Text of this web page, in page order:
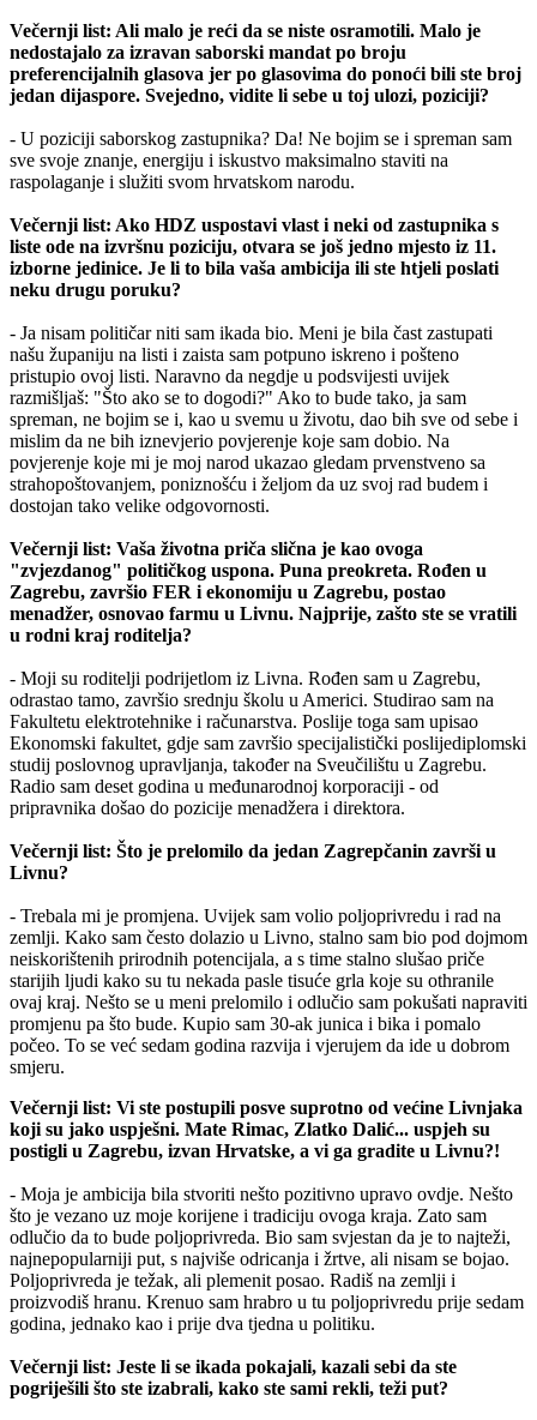
Večernji list: Ali malo je reći da se niste osramotili. Malo je
nedostajalo za izravan saborski mandat po broju
preferencijalnih glasova jer po glasovima do ponoći bili ste broj
jedan dijaspore. Svejedno, vidite li sebe u toj ulozi, poziciji?
- U poziciji saborskog zastupnika? Da! Ne bojim se i spreman sam
sve svoje znanje, energiju i iskustvo maksimalno staviti na
raspolaganje i služiti svom hrvatskom narodu.
Večernji list: Ako HDZ uspostavi vlast i neki od zastupnika s
liste ode na izvršnu poziciju, otvara se još jedno mjesto iz 11.
izborne jedinice. Je li to bila vaša ambicija ili ste htjeli poslati
neku drugu poruku?
- Ja nisam političar niti sam ikada bio. Meni je bila čast zastupati
našu županiju na listi i zaista sam potpuno iskreno i pošteno
pristupio ovoj listi. Naravno da negdje u podsvijesti uvijek
razmišljaš: "Što ako se to dogodi?" Ako to bude tako, ja sam
spreman, ne bojim se i, kao u svemu u životu, dao bih sve od sebe i
mislim da ne bih iznevjerio povjerenje koje sam dobio. Na
povjerenje koje mi je moj narod ukazao gledam prvenstveno sa
strahopoštovanjem, poniznošću i željom da uz svoj rad budem i
dostojan tako velike odgovornosti.
Večernji list: Vaša životna priča slična je kao ovoga
"zvjezdanog" političkog uspona. Puna preokreta. Rođen u
Zagrebu, završio FER i ekonomiju u Zagrebu, postao
menadžer, osnovao farmu u Livnu. Najprije, zašto ste se vratili
u rodni kraj roditelja?
- Moji su roditelji podrijetlom iz Livna. Rođen sam u Zagrebu,
odrastao tamo, završio srednju školu u Americi. Studirao sam na
Fakultetu elektrotehnike i računarstva. Poslije toga sam upisao
Ekonomski fakultet, gdje sam završio specijalistički poslijediplomski
studij poslovnog upravljanja, također na Sveučilištu u Zagrebu.
Radio sam deset godina u međunarodnoj korporaciji - od
pripravnika došao do pozicije menadžera i direktora.
Večernji list: Što je prelomilo da jedan Zagrepčanin završi u
Livnu?
- Trebala mi je promjena. Uvijek sam volio poljoprivredu i rad na
zemlji. Kako sam često dolazio u Livno, stalno sam bio pod dojmom
neiskorištenih prirodnih potencijala, a s time stalno slušao priče
starijih ljudi kako su tu nekada pasle tisuće grla koje su othranile
ovaj kraj. Nešto se u meni prelomilo i odlučio sam pokušati napraviti
promjenu pa što bude. Kupio sam 30-ak junica i bika i pomalo
počeo. To se već sedam godina razvija i vjerujem da ide u dobrom
smjeru.
Večernji list: Vi ste postupili posve suprotno od većine Livnjaka
koji su jako uspješni. Mate Rimac, Zlatko Dalić... uspjeh su
postigli u Zagrebu, izvan Hrvatske, a vi ga gradite u Livnu?!
- Moja je ambicija bila stvoriti nešto pozitivno upravo ovdje. Nešto
što je vezano uz moje korijene i tradiciju ovoga kraja. Zato sam
odlučio da to bude poljoprivreda. Bio sam svjestan da je to najteži,
najnepopularniji put, s najviše odricanja i žrtve, ali nisam se bojao.
Poljoprivreda je težak, ali plemenit posao. Radiš na zemlji i
proizvodiš hranu. Krenuo sam hrabro u tu poljoprivredu prije sedam
godina, jednako kao i prije dva tjedna u politiku.
Večernji list: Jeste li se ikada pokajali, kazali sebi da ste
pogriješili što ste izabrali, kako ste sami rekli, teži put?